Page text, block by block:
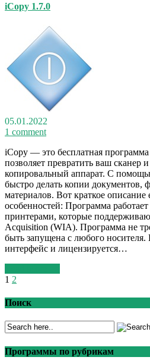
iCopy 1.7.0
05.01.2022
1 comment
iCopy — это бесплатная программа
позволяет превратить ваш
копировальный аппарат. С
быстро делать копии документов,
материалов. Вот краткое описание
особенностей: Программа
принтерами, которые
Acquisition (WIA). Программа не
быть запущена с любого
интерфейс и лицензируется…
1 2
Поиск
Программы по рубрикам